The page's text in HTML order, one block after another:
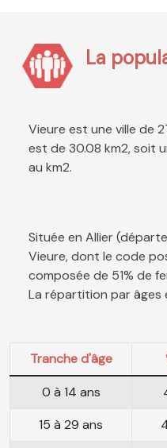
La
Vieure est une ville de
est de 30.08 km2, soit
au km2.
Située en Allier
Vieure, dont le code
composée de 51% de
La répartition par âges
Tranche d'âge
0 à 14 ans
15 à 29 ans